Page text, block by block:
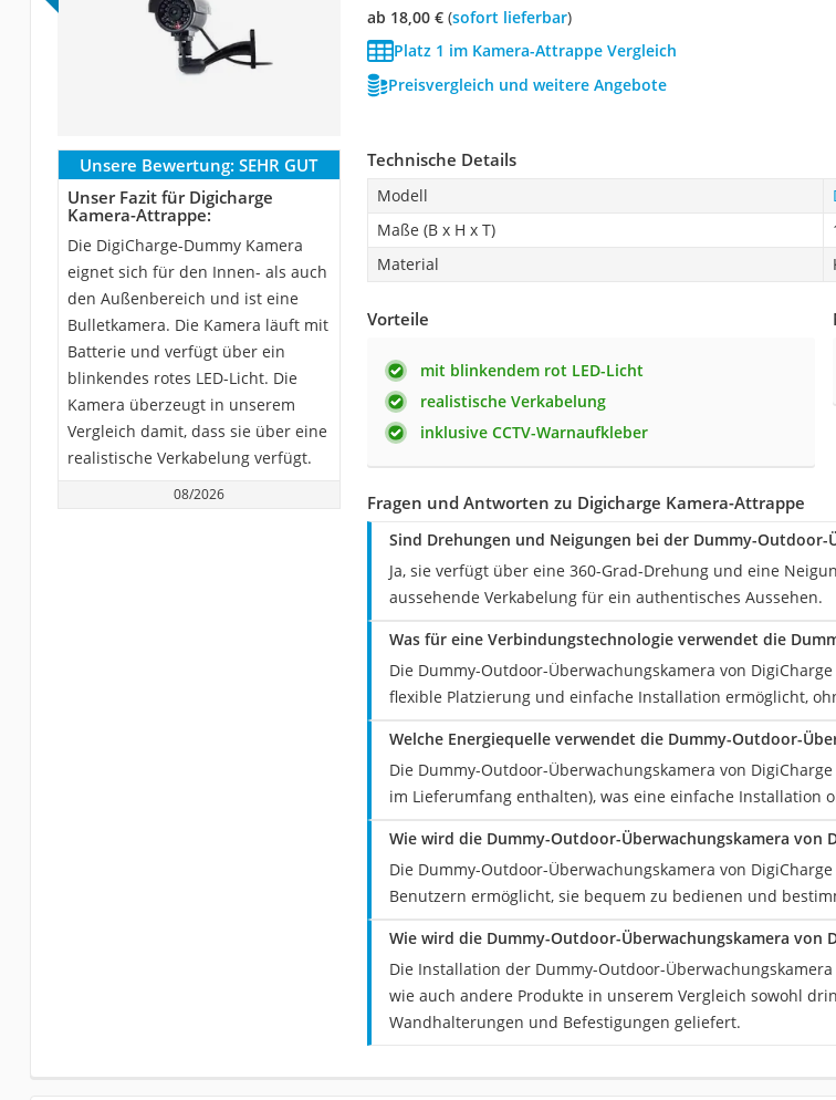
ab 18,00 €( Sofort lieferbar)
Platz 1 im Kamera-Attrappe Vergleich
Preisvergleich und weitere Angebote
Unsere Bewertung: SEHR GUT
Unser Fazit für Digicharge
Kamera-Attrappe:
Die DigiCharge-Dummy Kamera
eignet sich für den Innen- als auch
den Außenbereich und ist eine
Bulletkamera. Die Kamera läuft mit
Batterie und verfügt über ein
blinkendes rotes LED-Licht. Die
Kamera überzeugt in unserem
Vergleich damit, dass sie über eine
realistische Verkabelung verfügt.
08/2026
Technische Details
Modell
Maße (B x H x T)
Material
Vorteile
mit blinkendem rot LED-Licht
realistische Verkabelung
inklusive CCTV-Warnaufkleber
Fragen und Antworten zu Digicharge Kamera-Attrappe
Sind Drehungen und Neigungen bei der Dummy-Outdoor-
Ja, sie verfügt über eine 360-Grad-Drehung und eine
aussehende Verkabelung für ein authentisches Aussehen.
Was für eine Verbindungstechnologie verwendet die
Die Dummy-Outdoor-Überwachungskamera von
flexible Platzierung und einfache Installation ermöglicht,
Welche Energiequelle verwendet die Dummy-Outdoor-
Die Dummy-Outdoor-Überwachungskamera von
im Lieferumfang enthalten), was eine einfache Installation
Wie wird die Dummy-Outdoor-Überwachungskamera von
Die Dummy-Outdoor-Überwachungskamera von
Benutzern ermöglicht, sie bequem zu bedienen und
Wie wird die Dummy-Outdoor-Überwachungskamera von
Die Installation der Dummy-Outdoor-
wie auch andere Produkte in unserem Vergleich sowohl
Wandhalterungen und Befestigungen geliefert.